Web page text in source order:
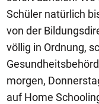
Schüler natürlich
von der
völlig in Ordnung,
morgen,
auf Home